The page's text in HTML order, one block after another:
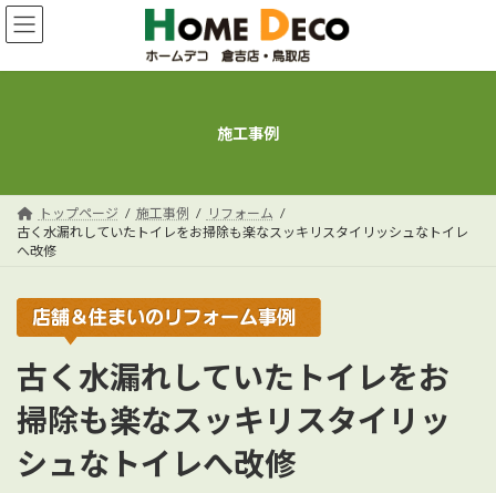
コ
ン
ン
ナ
ビ
ー
施工事例
トップページ 施工事例
リフォーム
古く水漏れしていたトイレをお掃除も楽なスッキリスタイリッシュなトイレ
へ改修
古く水漏れしていたトイレをお
掃除も楽なスッキリスタイリッ
シュなトイレへ改修